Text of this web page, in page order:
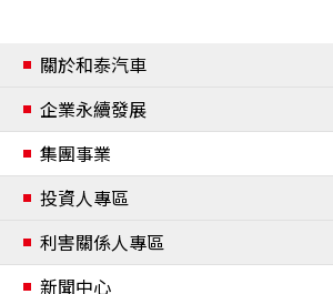
關於和泰汽車
公司簡介
經營團隊
組織架構
重要事紀
合作夥伴
企業永續發展
企業永續發展
企業永續管理與政策
資安與個資保護
資訊安全管理個人資料保護政策
集團事業
投資人專區
公司治理
董事會委員會
利害關係人專區
利害關係人鑑別
新聞中心